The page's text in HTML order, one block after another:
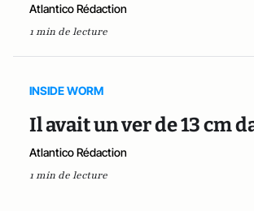
Atlantico Rédaction
1 min de lecture
INSIDE WORM
Il avait un ver de 13 cm
Atlantico Rédaction
1 min de lecture